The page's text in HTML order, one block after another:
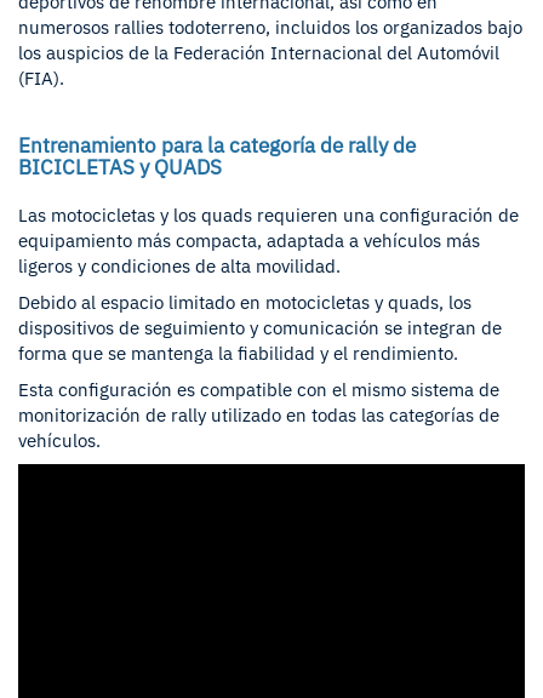
numerosos rallies todoterreno, incluidos los organizados bajo
los auspicios de la Federación Internacional del Automóvil
(FIA).
Entrenamiento para la categoría de rally de
BICICLETAS y QUADS
Las motocicletas y los quads requieren una configuración de
equipamiento más compacta, adaptada a vehículos más
ligeros y condiciones de alta movilidad.
Debido al espacio limitado en motocicletas y quads, los
dispositivos de seguimiento y comunicación se integran de
forma que se mantenga la fiabilidad y el rendimiento.
Esta configuración es compatible con el mismo sistema de
monitorización de rally utilizado en todas las categorías de
vehículos.